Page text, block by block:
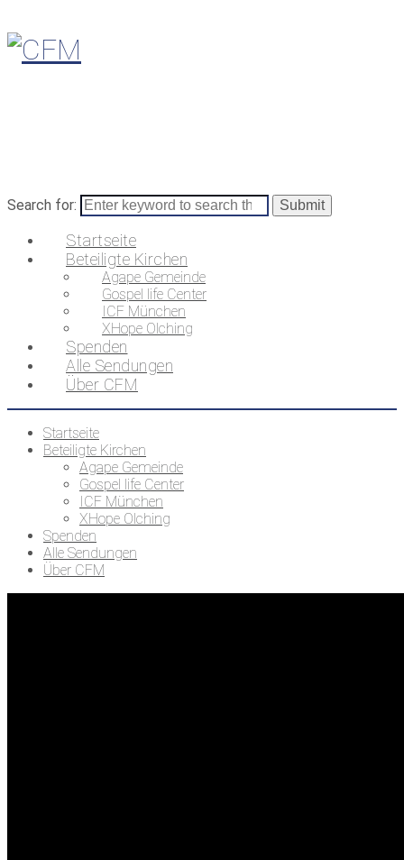
Search for:
Startseite
Beteiligte Kirchen
Agape Gemeinde
Gospel life Center
ICF München
XHope Olching
Spenden
Alle Sendungen
Über CFM
Startseite
Beteiligte Kirchen
Agape Gemeinde
Gospel life Center
ICF München
XHope Olching
Spenden
Alle Sendungen
Über CFM